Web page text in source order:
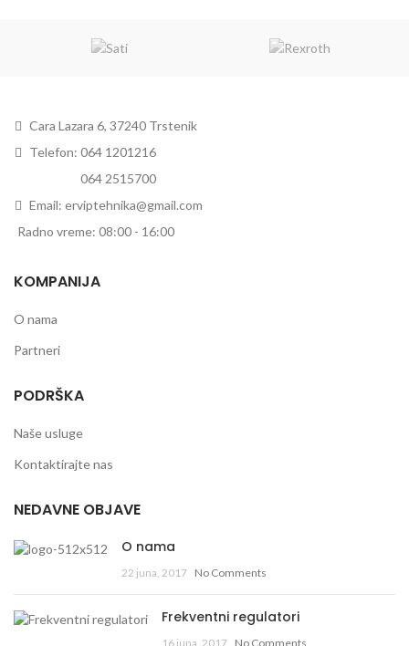
Cara Lazara 6, 37240 Trstenik
Telefon: 064 1201216
064 2515700
Email: erviptehnika@gmail.com
Radno vreme: 08:00 - 16:00
KOMPANIJA
O nama
Partneri
PODRŠKA
Naše usluge
Kontaktirajte nas
NEDAVNE OBJAVE
O nama
22 juna, 2017 No Comments
Frekventni regulatori
16 juna, 2017 No Comments